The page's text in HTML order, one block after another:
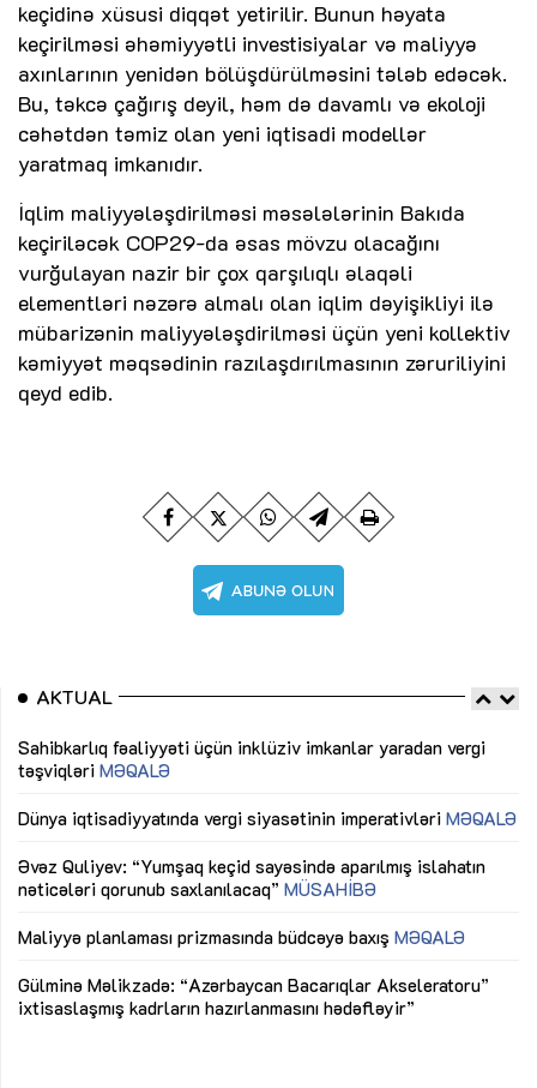
keçidinə xüsusi diqqət yetirilir. Bunun həyata
keçirilməsi əhəmiyyətli investisiyalar və maliyyə
axınlarının yenidən bölüşdürülməsini tələb edəcək.
Bu, təkcə çağırış deyil, həm də davamlı və ekoloji
cəhətdən təmiz olan yeni iqtisadi modellər
yaratmaq imkanıdır.
İqlim maliyyələşdirilməsi məsələlərinin Bakıda
keçiriləcək COP29-da əsas mövzu olacağını
vurğulayan nazir bir çox qarşılıqlı əlaqəli
elementləri nəzərə almalı olan iqlim dəyişikliyi ilə
mübarizənin maliyyələşdirilməsi üçün yeni kollektiv
kəmiyyət məqsədinin razılaşdırılmasının zəruriliyini
qeyd edib.
AKTUAL
Sahibkarlıq fəaliyyəti üçün inklüziv imkanlar yaradan vergi
təşviqləri MƏQALƏ
Dünya iqtisadiyyatında vergi siyasətinin imperativləri MƏQALƏ
Əvəz Quliyev: “Yumşaq keçid sayəsində aparılmış islahatın
nəticələri qorunub saxlanılacaq” MÜSAHİBƏ
Maliyyə planlaması prizmasında büdcəyə baxış MƏQALƏ
Gülminə Məlikzadə: “Azərbaycan Bacarıqlar Akseleratoru”
ixtisaslaşmış kadrların hazırlanmasını hədəfləyir”